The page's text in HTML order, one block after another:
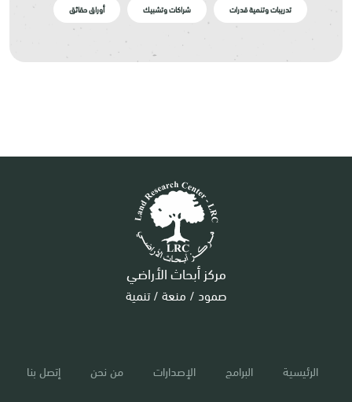
تدريبات وتنمية قدرات شراكات وتشبيك أوراق حقائق
مركز أبحاث الأراضي
صمود / منعة / تنمية
الرئيسية البرامج الإصدارات من نحن إتصل بنا